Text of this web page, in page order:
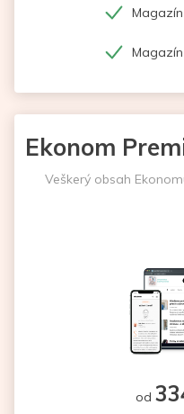
Ekonom
Veškerý obsah
od